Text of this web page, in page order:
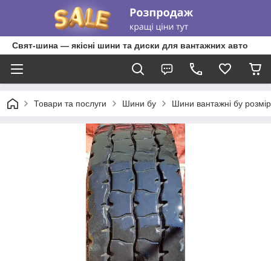
Свят-шина — якісні шини та диски для вантажних авто
Товари та послуги Шини бу Шини вантажні бу